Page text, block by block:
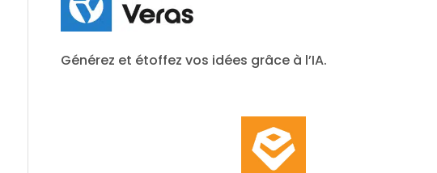
Générez et étoffez vos idées grâce à l’IA.